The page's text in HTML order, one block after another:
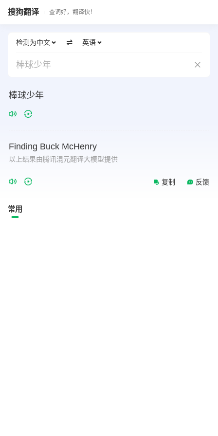
搜狗翻译 查词好，翻译快！
检测为中文 英语
棒球少年
棒球少年
Finding Buck McHenry
以上结果由腾讯混元翻译大模型提供
复制 反馈
常用